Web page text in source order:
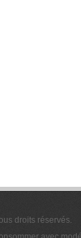
droits réservés.